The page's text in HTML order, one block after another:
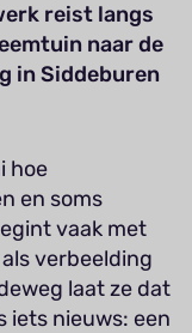
reist langs
naar de
in Siddeburen
hoe
en soms
vaak met
verbeelding
laat ze dat
iets nieuws: een